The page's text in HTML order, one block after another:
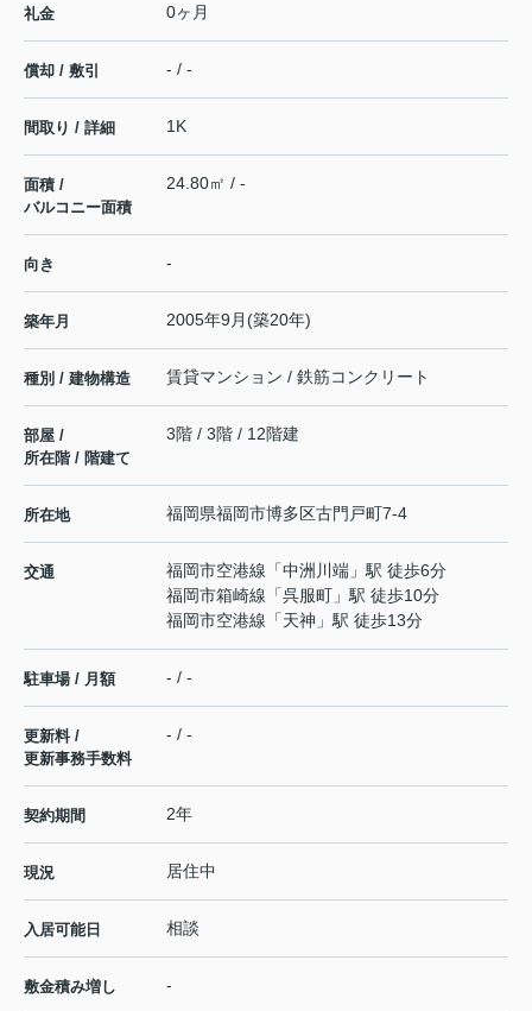
礼金 0ヶ月
償却 / 敷引 - / -
間取り / 詳細 1K
面積 /
バルコニー面積
24.80㎡ / -
向き -
築年月 2005年9月(築20年)
種別 / 建物構造 賃貸マンション / 鉄筋コンクリート
部屋 /
所在階 / 階建て
3階 / 3階 / 12階建
所在地 福岡県福岡市博多区古門戸町7-4
交通 福岡市空港線 「中洲川端 」駅 徒歩6分
福岡市箱崎線 「呉服町 」駅 徒歩10分
福岡市空港線 「天神 」駅 徒歩13分
駐車場 / 月額 - / -
更新料 /
更新事務手数料
- / -
契約期間 2年
現況 居住中
入居可能日 相談
敷金積み増し -